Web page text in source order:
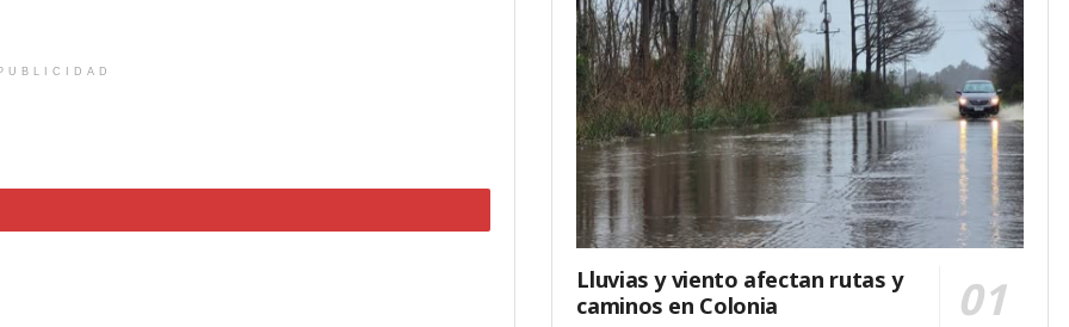
Lluvias y viento afectan rutas y
caminos en Colonia